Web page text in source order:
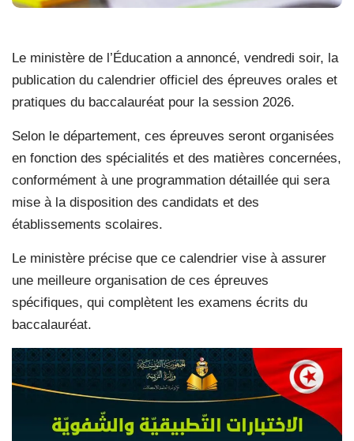
Le ministère de l’Éducation a annoncé, vendredi soir, la
publication du calendrier officiel des épreuves orales et
pratiques du baccalauréat pour la session 2026.
Selon le département, ces épreuves seront organisées
en fonction des spécialités et des matières concernées,
conformément à une programmation détaillée qui sera
mise à la disposition des candidats et des
établissements scolaires.
Le ministère précise que ce calendrier vise à assurer
une meilleure organisation de ces épreuves
spécifiques, qui complètent les examens écrits du
baccalauréat.